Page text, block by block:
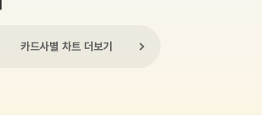
카드사별 차트 더보기